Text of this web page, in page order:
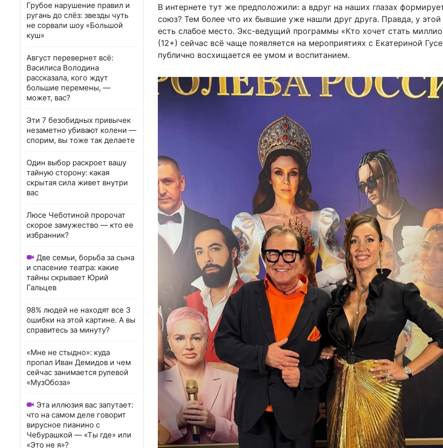
Грубое нарушение правил и
ругань до слёз: звезды чуть
не сорвали шоу «Большой
куш»
Август перевернет всё:
Василиса Володина
рассказала, кого ждут
большие перемены, —
может, вас?
Эти 7 безобидных привычек
незаметно убивают колени —
спорим, вы тоже так делаете
Один выбор раскроет вашу
тайную сторону: какая
скрытая сила живет внутри
вас
Люсе Чеботиной пророчат
скорое замужество — кто ее
избранник?
Две семьи, борьба за сына
и спасение театра: какие
тайны скрывает Юрий
Гальцев
98% людей не находят все 3
ошибки на этой картине. А вы
справитесь за минуту?
«Мне не стыдно»: куда
пропал Иван Демидов и чем
сейчас занимается рулевой
«МузОбоза»
Эта иллюзия вас запутает:
что на самом деле говорит
вирусное пианино с
Чебурашкой — «Ты где» или
«Это не я»?
В интернете тут же предположили: а вдруг на наших глазах
союз? Тем более что их бывшие уже нашли друг друга. Правда, у этой
есть слабое место. Экс-ведущий программы «Кто хочет стать
(12+) сейчас всё чаще появляется на мероприятиях с Екатериной
публично восхищается ее умом и воспитанием.